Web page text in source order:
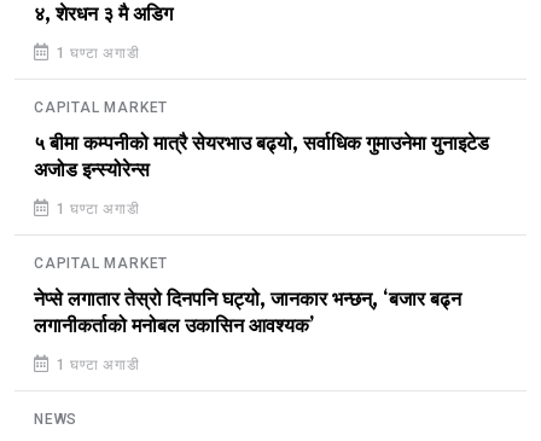
४, शेरधन ३ मै अडिग
1 घण्टा अगाडी
CAPITAL MARKET
५ बीमा कम्पनीको मात्रै सेयरभाउ बढ्यो, सर्वाधिक गुमाउनेमा युनाइटेड
अजोड इन्स्योरेन्स
1 घण्टा अगाडी
CAPITAL MARKET
नेप्से लगातार तेस्रो दिनपनि घट्यो, जानकार भन्छन्, ‘बजार बढ्न
लगानीकर्ताको मनोबल उकासिन आवश्यक’
1 घण्टा अगाडी
NEWS